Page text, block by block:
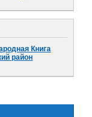
Книга
район